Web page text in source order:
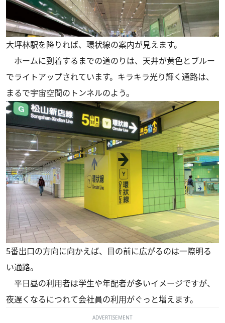
大坪林駅を降りれば、環状線の案内が見えます。
ホームに到着するまでの道のりは、天井が黄色とブルー
でライトアップされています。キラキラ光り輝く通路は、
まるで宇宙空間のトンネルのよう。
5番出口の方向に向かえば、目の前に広がるのは一際明る
い通路。
平日昼の利用者は学生や年配者が多いイメージですが、
夜遅くなるにつれて会社員の利用がぐっと増えます。
ADVERTISEMENT